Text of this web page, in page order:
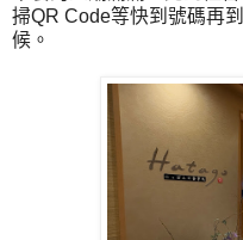
掃QR Code等快到號碼再
候。